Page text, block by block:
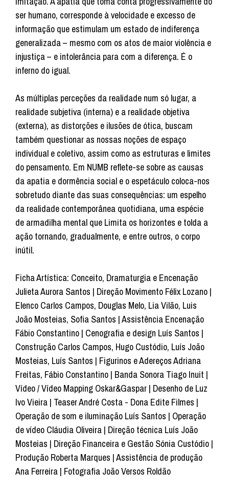
ser humano, corresponde à velocidade e excesso de
informação que estimulam um estado de indiferença
generalizada – mesmo com os atos de maior violência e
injustiça – e intolerância para com a diferença. É o
inferno do igual.
As múltiplas perceções da realidade num só lugar, a
realidade subjetiva (interna) e a realidade objetiva
(externa), as distorções e ilusões de ótica, buscam
também questionar as nossas noções de espaço
individual e coletivo, assim como as estruturas e limites
do pensamento. Em NUMB reflete-se sobre as causas
da apatia e dormência social e o espetáculo coloca-nos
sobretudo diante das suas consequências: um espelho
da realidade contemporânea quotidiana, uma espécie
de armadilha mental que Limita os horizontes e tolda a
ação tornando, gradualmente, e entre outros, o corpo
inútil.
Ficha Artística: Conceito, Dramaturgia e Encenação
Julieta Aurora Santos | Direção Movimento Félix Lozano |
Elenco Carlos Campos, Douglas Melo, Lia Vilão, Luis
João Mosteias, Sofia Santos | Assistência Encenação
Fábio Constantino | Cenografia e design Luís Santos |
Construção Carlos Campos, Hugo Custódio, Luís João
Mosteias, Luís Santos | Figurinos e Adereços Adriana
Freitas, Fábio Constantino | Banda Sonora Tiago Inuit |
Vídeo / Vídeo Mapping Oskar&Gaspar | Desenho de Luz
Ivo Vieira | Teaser André Costa - Dona Edite Filmes |
Operação de som e iluminação Luís Santos | Operação
de vídeo Cláudia Oliveira | Direção técnica Luís João
Mosteias | Direção Financeira e Gestão Sónia Custódio |
Produção Roberta Marques | Assistência de produção
Ana Ferreira | Fotografia João Versos Roldão